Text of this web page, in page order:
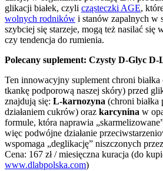
glikacji białek, czyli cząsteczki AGE,
wolnych rodników i stanów zapalnych w
szybciej się starzeje, mogą też nasilać się
czy tendencja do rumienia.
Polecany suplement: Czysty D-Glyc D-
Ten innowacyjny suplement chroni
tkankę podporową naszej skóry) przed
znajdują się: L-karnozyna (chroni
działaniem cukrów) oraz karcynina w
formule, która naprawia
więc podwójne działanie
wspomaga „deglikację” niszczonych
Cena: 167 zł / miesięczna kuracja (do
www.dlabpolska.com)